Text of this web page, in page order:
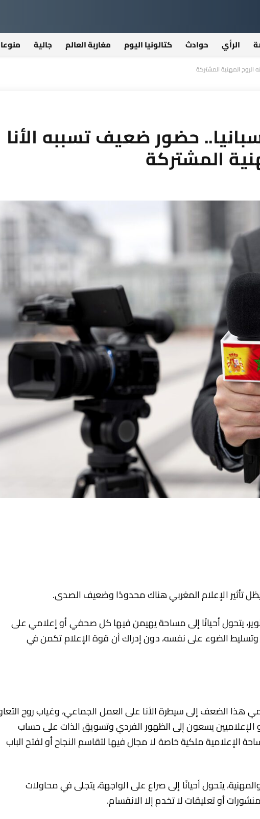
الرأي حوادث كتالونيا اليوم مغاربة العالم جالية
الروح المهنية المشتركة
حضور ضعيف تسببه الأنا
المشتركة
يظل تأثير الإعلام المغربي هناك محدودًا وضعيف الصدى.
يتحول أحيانًا إلى مساحة يهيمن فيها كل صحفي أو إعلامي على
الضوء على نفسه، دون إدراك أن قوة الإعلام تكمن في
هذا الضعف إلى سيطرة الأنا على العمل الجماعي، وغياب روح
الإعلاميين يسعون إلى الظهور الفردي وتسويق الذات على حساب
الإعلامية ملكية خاصة لا مجال فيها لتقاسم النجاح أو لفتح الباب
يتحول أحيانًا إلى صراع على الواجهة، يتجلى في محاولات
أو تعليقات لا تخدم إلا الانقسام.